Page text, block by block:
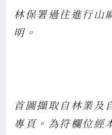
林保署過往進行山
明。
首圖擷取自林業及
專頁。為符欄位經